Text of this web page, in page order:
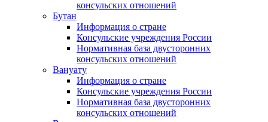
консульских отношений
Бутан
Информация о стране
Консульские учреждения России
Нормативная база двусторонних
консульских отношений
Вануату
Информация о стране
Консульские учреждения России
Нормативная база двусторонних
консульских отношений